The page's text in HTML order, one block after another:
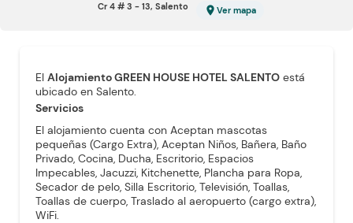
Cr 4 # 3 - 13, Salento location_on Ver mapa
El Alojamiento GREEN HOUSE HOTEL SALENTO está
ubicado en Salento.
Servicios
El alojamiento cuenta con Aceptan mascotas
pequeñas (Cargo Extra), Aceptan Niños, Bañera, Baño
Privado, Cocina, Ducha, Escritorio, Espacios
Impecables, Jacuzzi, Kitchenette, Plancha para Ropa,
Secador de pelo, Silla Escritorio, Televisión, Toallas,
Toallas de cuerpo, Traslado al aeropuerto (cargo extra),
WiFi.